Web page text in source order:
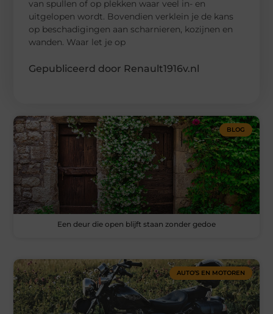
van spullen of op plekken waar veel in- en
uitgelopen wordt. Bovendien verklein je de kans
op beschadigingen aan scharnieren, kozijnen en
wanden. Waar let je op
Gepubliceerd door Renault1916v.nl
BLOG
Een deur die open blijft staan zonder gedoe
AUTO’S EN MOTOREN